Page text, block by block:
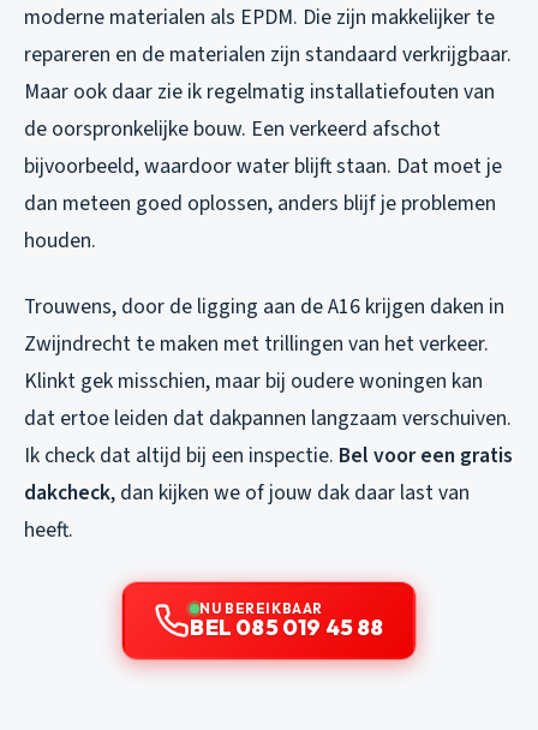
moderne materialen als EPDM. Die zijn makkelijker te
repareren en de materialen zijn standaard verkrijgbaar.
Maar ook daar zie ik regelmatig installatiefouten van
de oorspronkelijke bouw. Een verkeerd afschot
bijvoorbeeld, waardoor water blijft staan. Dat moet je
dan meteen goed oplossen, anders blijf je problemen
houden.
Trouwens, door de ligging aan de A16 krijgen daken in
Zwijndrecht te maken met trillingen van het verkeer.
Klinkt gek misschien, maar bij oudere woningen kan
dat ertoe leiden dat dakpannen langzaam verschuiven.
Ik check dat altijd bij een inspectie. Bel voor een gratis
dakcheck, dan kijken we of jouw dak daar last van
heeft.
NU BEREIKBAAR
BEL 085 019 45 88